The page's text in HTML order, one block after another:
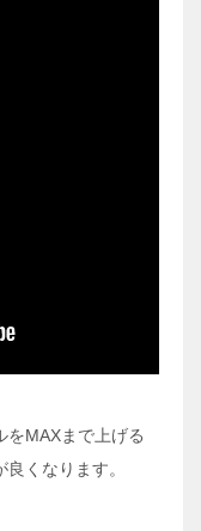
MAXまで上げる
くなります。